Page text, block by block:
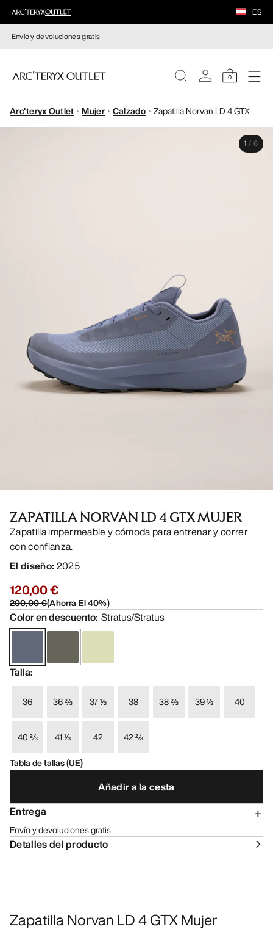
ES
Envío ydevolucionesgratis
0
MUJERE
Arc'teryx Outlet Mujer Calzado Zapatilla Norvan LD 4 GTX
1 / 6
ZAPATILLA NORVAN LD 4 GTX MUJER
Zapatilla impermeable y cómoda para entrenar y correr
con confianza.
El diseño: 2025
120,00 €
200,00 €(Ahorra El40%)
Color en descuento: Stratus/Stratus
Talla:
36 36 ⅔ 37 ⅓ 38 38 ⅔ 39 ⅓ 40
40 ⅔ 41 ⅓ 42
42 ⅔
Tabla de tallas (UE)
Añadir a la cesta
Entrega
Envío y devoluciones gratis
Detalles del producto
Zapatilla Norvan LD 4 GTX Mujer